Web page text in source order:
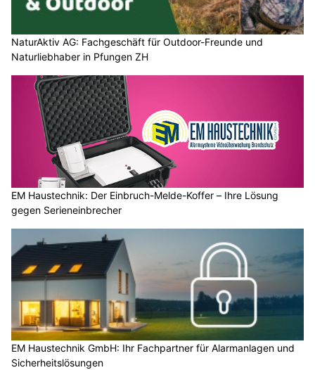
NaturAktiv AG: Fachgeschäft für Outdoor-Freunde und
Naturliebhaber in Pfungen ZH
EM Haustechnik: Der Einbruch-Melde-Koffer – Ihre Lösung
gegen Serieneinbrecher
EM Haustechnik GmbH: Ihr Fachpartner für Alarmanlagen und
Sicherheitslösungen